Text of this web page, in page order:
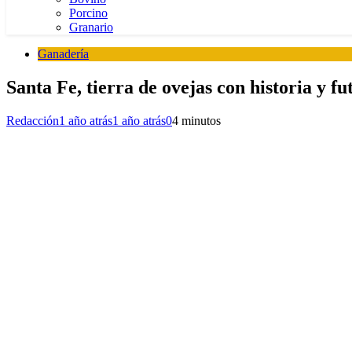
Porcino
Granario
Ganadería
Santa Fe, tierra de ovejas con historia y
Redacción1 año atrás1 año atrás04 minutos